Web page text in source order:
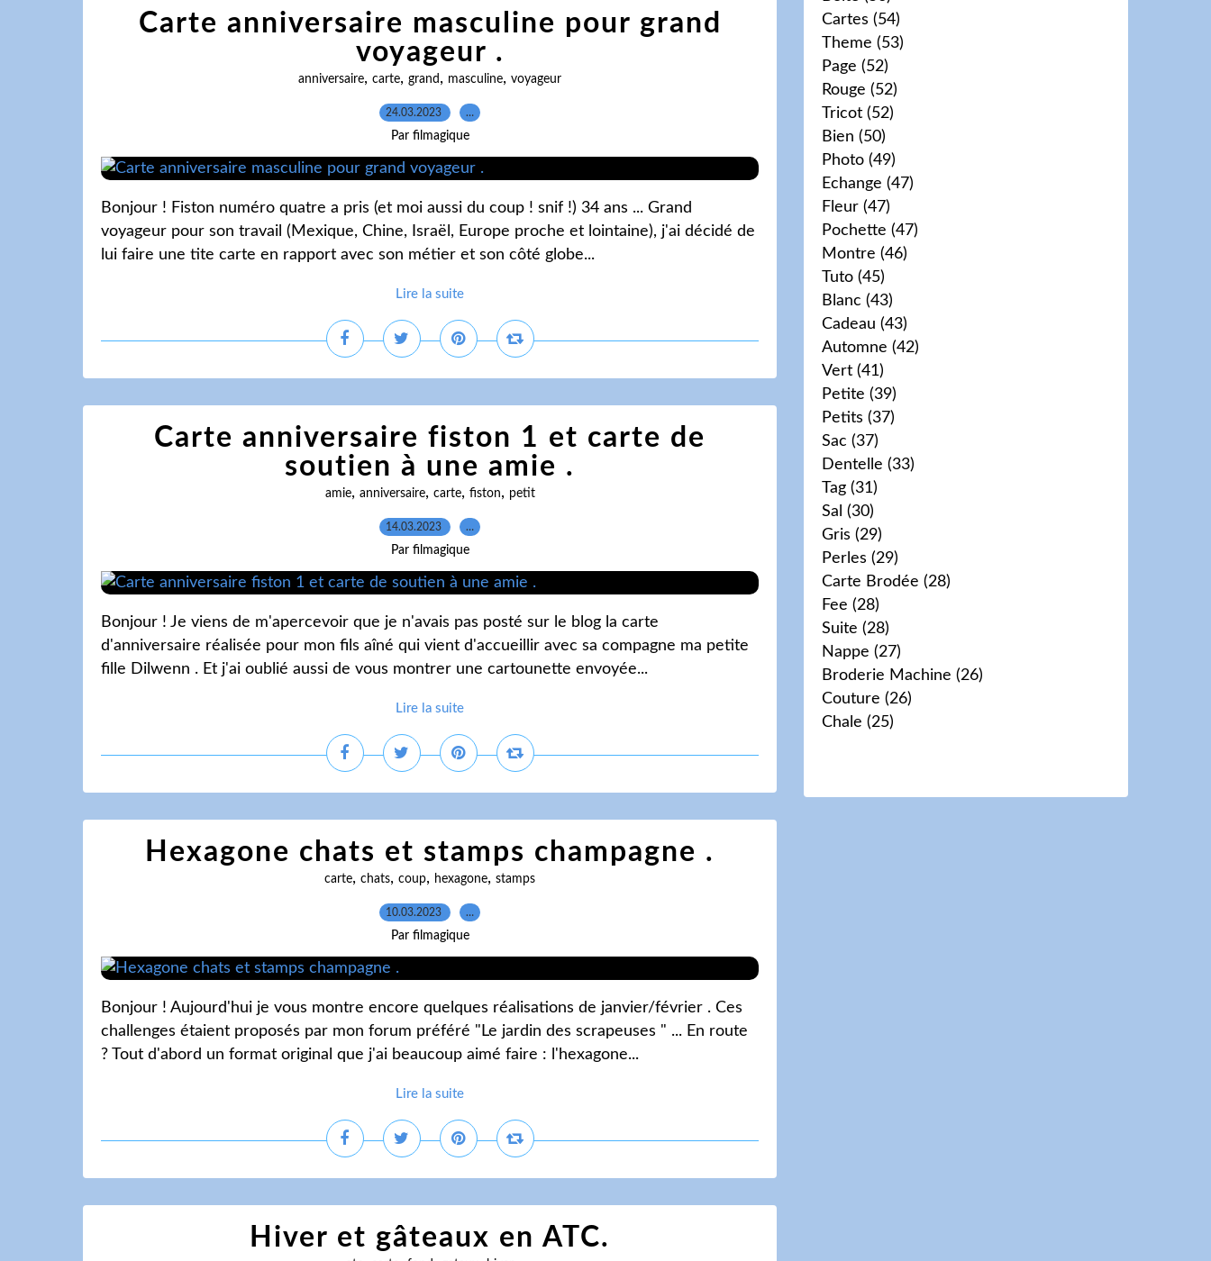
Carte anniversaire masculine pour grand
voyageur .
anniversaire, carte, grand , masculine, voyageur
24.03.2023 …
Par filmagique
Bonjour ! Fiston numéro quatre a pris (et moi aussi du coup ! snif !) 34 ans ... Grand
voyageur pour son travail (Mexique, Chine, Israël, Europe proche et lointaine), j'ai décidé de
lui faire une tite carte en rapport avec son métier et son côté globe...
Lire la suite
Carte anniversaire fiston 1 et carte de
soutien à une amie .
amie, anniversaire, carte, fiston, petit
14.03.2023 …
Par filmagique
Bonjour ! Je viens de m'apercevoir que je n'avais pas posté sur le blog la carte
d'anniversaire réalisée pour mon fils aîné qui vient d'accueillir avec sa compagne ma petite
fille Dilwenn . Et j'ai oublié aussi de vous montrer une cartounette envoyée...
Lire la suite
Hexagone chats et stamps champagne .
carte, chats, coup, hexagone, stamps
10.03.2023 …
Par filmagique
Bonjour ! Aujourd'hui je vous montre encore quelques réalisations de janvier/février . Ces
challenges étaient proposés par mon forum préféré "Le jardin des scrapeuses " ... En route
? Tout d'abord un format original que j'ai beaucoup aimé faire : l'hexagone...
Lire la suite
Hiver et gâteaux en ATC.
Cartes (54)
Theme (53)
Page (52)
Rouge (52)
Tricot (52)
Bien (50)
Photo (49)
Echange (47)
Fleur (47)
Pochette (47)
Montre (46)
Tuto (45)
Blanc (43)
Cadeau (43)
Automne (42)
Vert (41)
Petite (39)
Petits (37)
Sac (37)
Dentelle (33)
Tag (31)
Sal (30)
Gris (29)
Perles (29)
Carte Brodée (28)
Fee (28)
Suite (28)
Nappe (27)
Broderie Machine (26)
Couture (26)
Chale (25)